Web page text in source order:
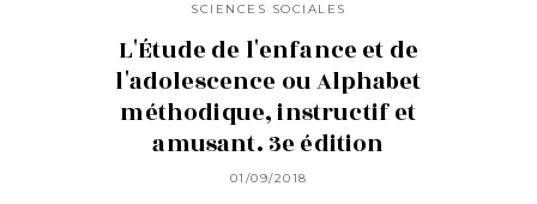
SCIENCES SOCIALES
L'Étude de l'enfance et de
l'adolescence ou Alphabet
méthodique, instructif et
amusant. 3e édition
01/09/2018